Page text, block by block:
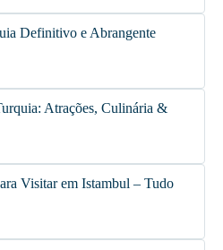
Definitivo e Abrangente
Atrações, Culinária &
Visitar em Istambul – Tudo